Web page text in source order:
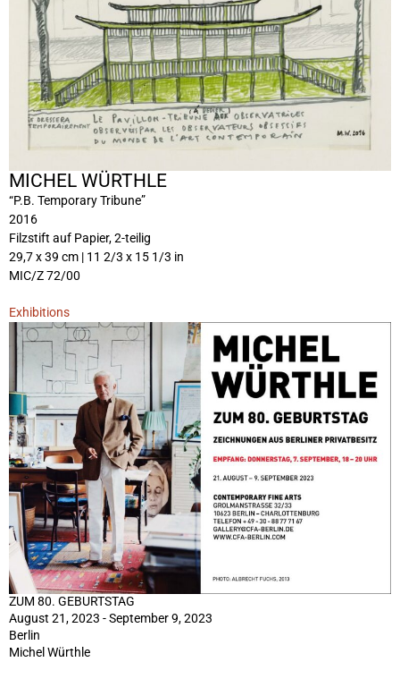
MICHEL WÜRTHLE
“P.B. Temporary Tribune”
2016
Filzstift auf Papier, 2-teilig
29,7 x 39 cm | 11 2/3 x 15 1/3 in
MIC/Z 72/00
Exhibitions
ZUM 80. GEBURTSTAG
August 21, 2023 - September 9, 2023
Berlin
Michel Würthle